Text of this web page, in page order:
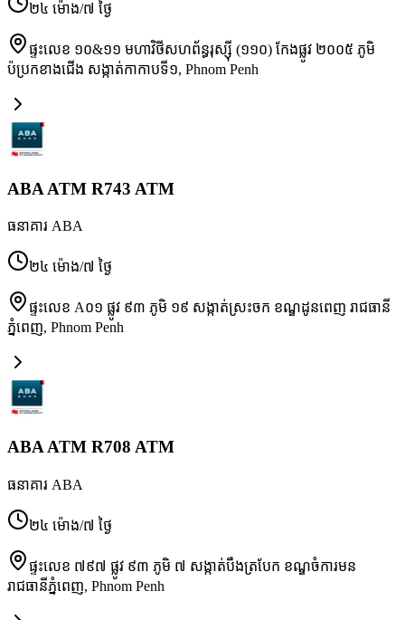
២៤ ម៉ោង/៧ ថ្ងៃ
ផ្ទះលេខ ១០&១១ មហាវិថីសហព័ន្ធរុស្ស៊ី (១១០) កែងផ្លូវ ២០០៥ ភូមិ
ប៉ប្រកខាងជើង សង្កាត់កាកាបទី១, Phnom Penh
ABA ATM R743 ATM
ធនាគារ ABA
២៤ ម៉ោង/៧ ថ្ងៃ
ផ្ទះលេខ A០១ ផ្លូវ ៩៣ ភូមិ ១៩ សង្កាត់ស្រះចក ខណ្ឌដូនពេញ រាជធានី
ភ្នំពេញ, Phnom Penh
ABA ATM R708 ATM
ធនាគារ ABA
២៤ ម៉ោង/៧ ថ្ងៃ
ផ្ទះលេខ ៧៩៧ ផ្លូវ ៩៣ ភូមិ ៧ សង្កាត់បឹងត្របែក ខណ្ឌចំការមន
រាជធានីភ្នំពេញ, Phnom Penh